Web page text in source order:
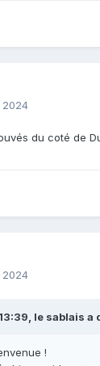
2024
du coté de
2024
le sablais a
!